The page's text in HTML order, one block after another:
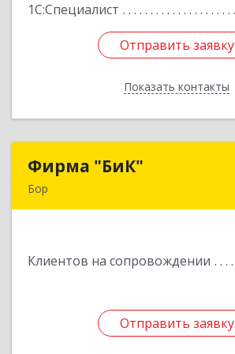
1С:Специалист
Отправить заявку
Показать контакты
Отправить заявку
Назад
Фирма "БиК"
Бор
Клиентов на сопровождении
Отправить заявку
Отправить заявку